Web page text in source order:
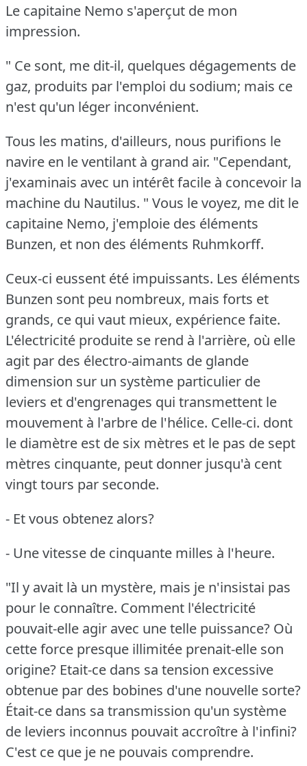
Le capitaine Nemo s'aperçut de mon
impression.
" Ce sont, me dit-il, quelques dégagements de
gaz, produits par l'emploi du sodium; mais ce
n'est qu'un léger inconvénient.
Tous les matins, d'ailleurs, nous purifions le
navire en le ventilant à grand air. "Cependant,
j'examinais avec un intérêt facile à concevoir la
machine du Nautilus. " Vous le voyez, me dit le
capitaine Nemo, j'emploie des éléments
Bunzen, et non des éléments Ruhmkorff.
Ceux-ci eussent été impuissants. Les éléments
Bunzen sont peu nombreux, mais forts et
grands, ce qui vaut mieux, expérience faite.
L'électricité produite se rend à l'arrière, où elle
agit par des électro-aimants de glande
dimension sur un système particulier de
leviers et d'engrenages qui transmettent le
mouvement à l'arbre de l'hélice. Celle-ci. dont
le diamètre est de six mètres et le pas de sept
mètres cinquante, peut donner jusqu'à cent
vingt tours par seconde.
- Et vous obtenez alors?
- Une vitesse de cinquante milles à l'heure.
"Il y avait là un mystère, mais je n'insistai pas
pour le connaître. Comment l'électricité
pouvait-elle agir avec une telle puissance? Où
cette force presque illimitée prenait-elle son
origine? Etait-ce dans sa tension excessive
obtenue par des bobines d'une nouvelle sorte?
Était-ce dans sa transmission qu'un système
de leviers inconnus pouvait accroître à l'infini?
C'est ce que je ne pouvais comprendre.